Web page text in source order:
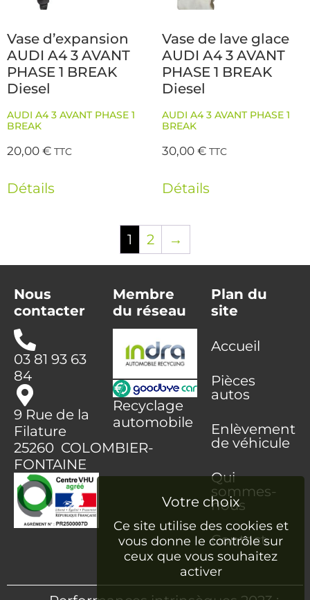
Vase d’expansion
AUDI A4 3 AVANT
PHASE 1 BREAK
Diesel
AUDI A4 3 AVANT PHASE 1
BREAK
20,00€ TTC
Détails
Vase de lave glace
AUDI A4 3 AVANT
PHASE 1 BREAK
Diesel
AUDI A4 3 AVANT PHASE 1
BREAK
30,00€ TTC
Détails
1 2 →
Nous
contacter
03 81 93 63
84
9 Rue de la
Filature
25260 COLOMBIER-
FONTAINE
Membre
du réseau
Recyclage
automobile
Plan du
site
Accueil
Pièces
autos
Enlèvement
de véhicule
Qui
sommes-
nous
Contact
Ce site utilise des cookies et
vous donne le contrôle sur
ceux que vous souhaitez
activer